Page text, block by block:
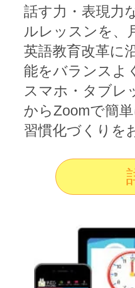
話す力・表現力
ルレッスンを、
英語教育改革に
能をバランスよ
スマホ・タブレ
からZoomで簡
習慣化づくりを